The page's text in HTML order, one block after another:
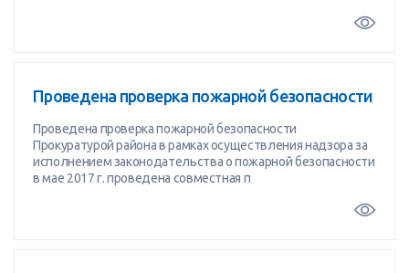
Проведена проверка пожарной безопасности
Проведена проверка пожарной безопасности
Прокуратурой района в рамках осуществления надзора за
исполнением законодательства о пожарной безопасности
в мае 2017 г. проведена совместная п